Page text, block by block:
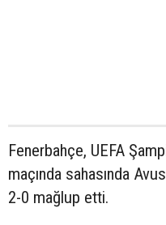
Fenerbahçe, UEFA
maçında sahasında
2-0 mağlup etti.